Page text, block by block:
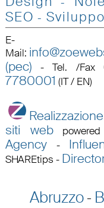
SEO -
E-
Mail:
(pec) -Tel. /Fax
7780001 (IT / EN)
siti web
Agency-
SHAREtips -
Abruzzo-